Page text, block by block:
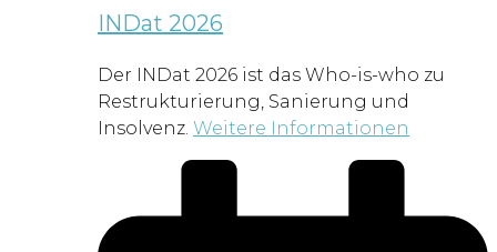
INDat 2026
Der INDat 2026 ist das Who-is-who zu
Restrukturierung, Sanierung und
Insolvenz. Weitere Informationen